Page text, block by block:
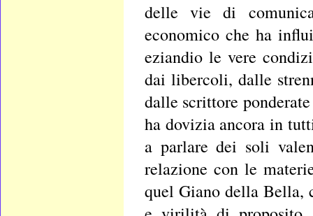
delle vie di
economico che ha
eziandio le vere
dai libercoli, dalle
dalle scrittore
ha dovizia ancora in
a parlare dei soli
relazione con le
quel Giano della Bella,